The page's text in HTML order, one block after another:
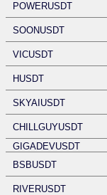
POWERUSDT
SOONUSDT
VICUSDT
HUSDT
SKYAIUSDT
CHILLGUYUSDT
GIGADEVUSDT
BSBUSDT
RIVERUSDT